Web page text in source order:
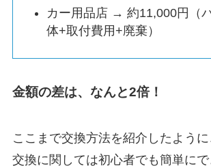
カー用品店 → 約11,000円（
体+取付費用+廃棄）
金額の差は、なんと2倍！
ここまで交換方法を紹介したよう
交換に関しては初心者でも簡単にで